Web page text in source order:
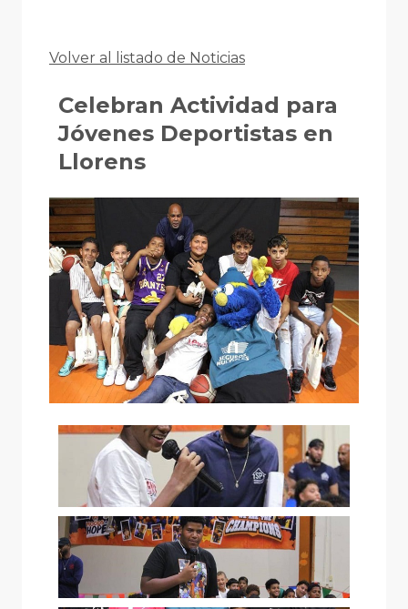
Volver al listado de Noticias
Celebran Actividad para
Jóvenes Deportistas en
Llorens